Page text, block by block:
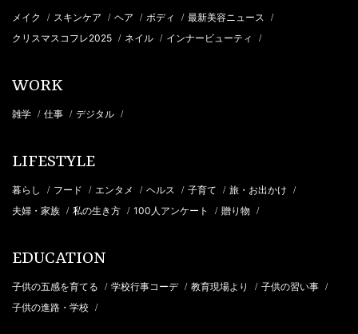
メイク / スキンケア / ヘア / ボディ / 最新美容ニュース /
クリスマスコフレ2025 / ネイル / インナービューティ /
WORK
雑学 / 仕事 / デジタル /
LIFESTYLE
暮らし / フード / エンタメ / ヘルス / 子育て / 旅・お出かけ /
夫婦・家族 / 私の生き方 / 100人アンケート / 贈り物 /
EDUCATION
子供の五感を育てる / 学校行事コーデ / 教育現場より / 子供の習い事 /
子供の進路・学校 /